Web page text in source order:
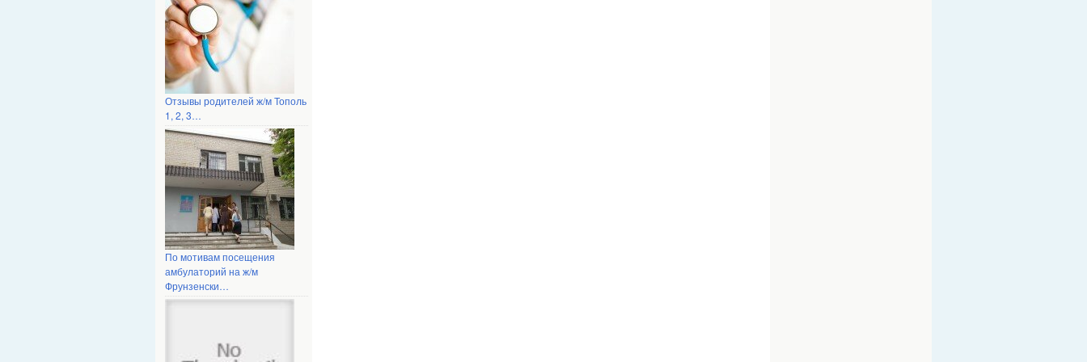
Отзывы родителей ж/м Тополь
1, 2, 3…
По мотивам посещения
амбулаторий на ж/м
Фрунзенски…